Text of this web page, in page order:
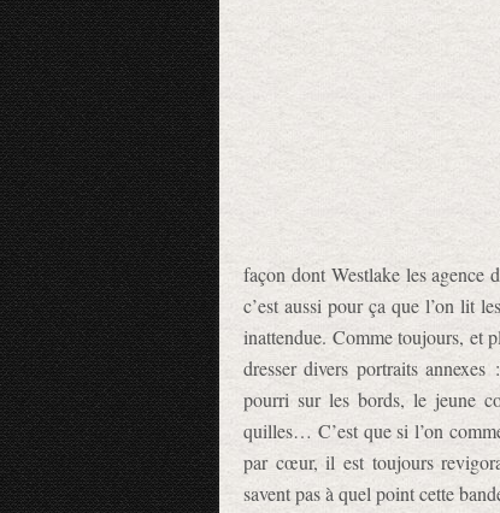
façon dont Westlake les agence
c’est aussi pour ça que l’on lit
inattendue. Comme toujours, et
dresser divers portraits
pourri sur les bords, le jeune
quilles… C’est que si l’on
par cœur, il est toujours
savent pas à quel point cette